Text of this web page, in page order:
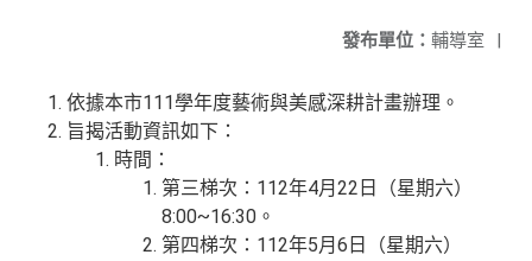
發布單位： 輔導室 |
依據本市111學年度藝術與美感深耕計畫辦理。
旨揭活動資訊如下：
時間：
第三梯次：112年4月22日（星期六）
8:00~16:30。
第四梯次：112年5月6日（星期六）